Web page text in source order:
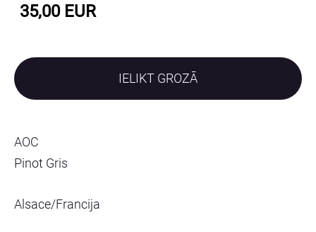
35,00 EUR
IELIKT GROZĀ
AOC
Pinot Gris
Alsace/Francija